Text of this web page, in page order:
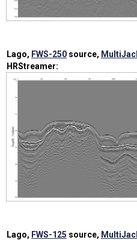
Lago, FWS-250 source,
HRStreamer:
Lago, FWS-125 source,